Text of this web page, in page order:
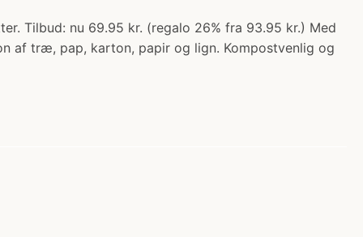
Tilbud: nu 69.95 kr. (regalo 26% fra 93.95 kr.) Med
af træ, pap, karton, papir og lign. Kompostvenlig og